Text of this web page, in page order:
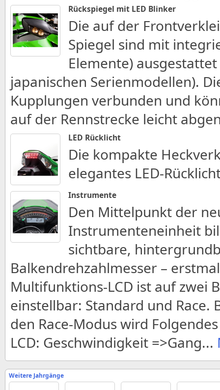
Rückspiegel mit LED Blinker
Die auf der
Spiegel sind mit
Elemente)
japanischen Serienmodellen).
Kupplungen verbunden und
auf der Rennstrecke leicht
LED Rücklicht
Die kompakte
elegantes LED-
Instrumente
Den Mittelpunkt der
Instrumenteneinheit
sichtbare,
Balkendrehzahlmesser –
Multifunktions-LCD ist auf zwei
einstellbar: Standard und Race.
den Race-Modus wird
LCD: Geschwindigkeit =>Gang...
Weitere Jahrgänge